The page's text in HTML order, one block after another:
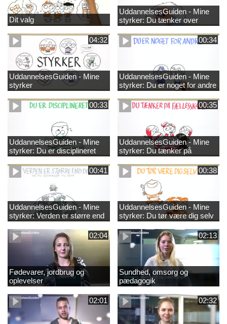
Dit valg
UddannelsesGuiden - Mine
styrker: Du tænker over
tingene
04:32
UddannelsesGuiden - Mine
styrker
00:34
UddannelsesGuiden - Mine
styrker: Du er noget for andre
00:33
UddannelsesGuiden - Mine
styrker: Du er disciplineret
00:35
UddannelsesGuiden - Mine
styrker: Du tænker på
fællesskabet
00:41
UddannelsesGuiden - Mine
styrker: Verden er større end
dig og du bidrager til den
00:38
UddannelsesGuiden - Mine
styrker: Du tør være dig selv
02:04
Fødevarer, jordbrug og
oplevelser
02:13
Sundhed, omsorg og
pædagogik
02:01 02:32